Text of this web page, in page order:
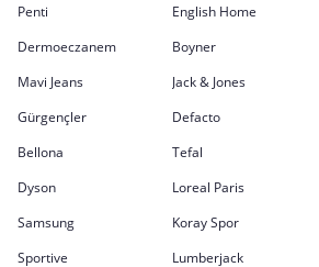
Penti English Home
Dermoeczanem
Boyner
Mavi Jeans
Jack & Jones
Gürgençler
Defacto
Bellona
Tefal
Dyson
Loreal Paris
Samsung
Koray Spor
Sportive
Lumberjack